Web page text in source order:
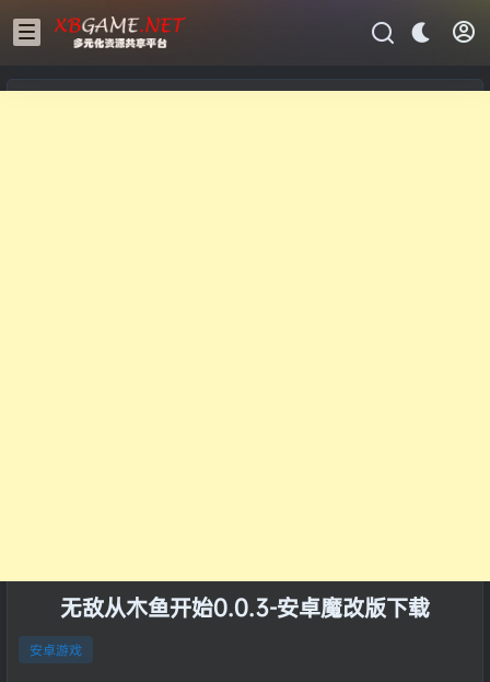
无敌从木鱼开始0.0.3-安卓魔改版下载
安卓游戏